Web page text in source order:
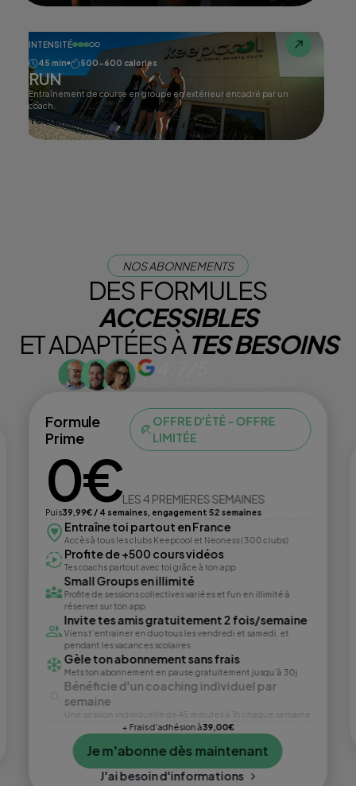
INTENSITÉ
45 min
500-600 calories
RUN
Entraînement de course en groupe en extérieur encadré par un
coach.
Tester ce cours
NOS ABONNEMENTS
DES FORMULES
ACCESSIBLES
ET ADAPTÉES ÀTES BESOINS
Formule
Prime
OFFRE D'ÉTÉ - OFFRE
LIMITÉE
0€LES 4 PREMIERES SEMAINES
Puis39,99€ / 4 semaines, engagement 52 semaines
Entraîne toi partout en France
Accès à tous les clubs Keepcool et Neoness (300 clubs)
Profite de +500 cours vidéos
Tes coachs partout avec toi grâce à ton app
Small Groups en illimité
Profite de sessions collectives variées et fun en illimité à
réserver sur ton app
Invite tes amis gratuitement 2 fois/semaine
Viens t’entrainer en duo tous les vendredi et samedi, et
pendant les vacances scolaires
Gèle ton abonnement sans frais
Mets ton abonnement en pause gratuitement jusqu’à 30j
Bénéficie d'un coaching individuel par
semaine
Une session individuelle de 45 minutes à 1h chaque semaine
+ Frais d'adhésion à39,00€
Je m'abonne dès maintenant
J'ai besoin d'informations